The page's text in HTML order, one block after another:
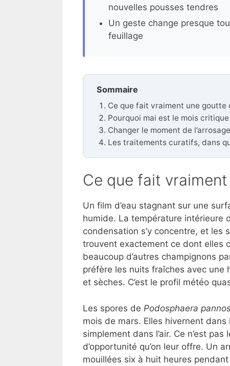
nouvelles pousses tendres
Un geste change presque
feuillage
Sommaire
Ce que fait vraiment une goutte
Pourquoi mai est le mois
Changer le moment de
Les traitements curatifs, dans
Ce que fait
Un film d’eau stagnant sur une
humide. La température intérieure
condensation s’y concentre, et les
trouvent exactement ce dont elles
beaucoup d’autres champignons
préfère les nuits fraîches avec une
et sèches. C’est le profil météo
Les spores de Podosphaera
mois de mars. Elles hivernent
simplement dans l’air. Ce n’est
d’opportunité qu’on leur offre. Un
mouillées six à huit heures